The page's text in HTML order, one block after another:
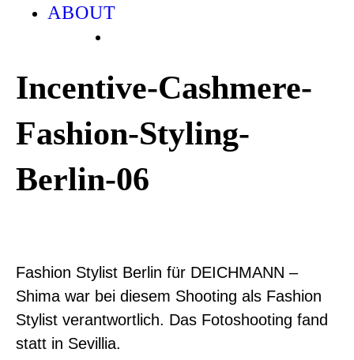
ABOUT
Incentive-Cashmere-
Fashion-Styling-
Berlin-06
Fashion Stylist Berlin für DEICHMANN –
Shima war bei diesem Shooting als Fashion
Stylist verantwortlich. Das Fotoshooting fand
statt in Sevillia.